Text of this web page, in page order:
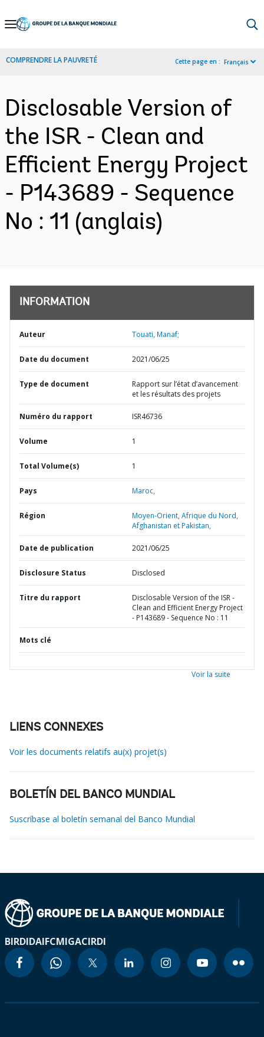
Skip
Navigation
COMPRENDRE LA PAUVRETÉ Cette page en : Français
Disclosable Version of
the ISR - Clean and
Efficient Energy Project
- P143689 - Sequence
No : 11 (anglais)
INFORMATION
Auteur Touati, Manaf;
Date du document 2021/06/25
Type de document
Rapport sur l’état d’avancement
et les résultats des projets
Numéro du rapport ISR46736
Volume 1
Total Volume(s) 1
Pays Maroc,
Région
Moyen-Orient, Afrique du Nord,
Afghanistan et Pakistan,
Date de publication 2021/06/25
Disclosure Status Disclosed
Titre du rapport
Disclosable Version of the ISR -
Clean and Efficient Energy Project
- P143689 - Sequence No : 11
Mots clé
Voir la suite
LIENS CONNEXES
Voir les documents relatifs au(x) projet(s)
BOLETÍN DEL BANCO MUNDIAL
Suscríbase al boletín semanal del Banco Mundial
BIRDIDAIFCMIGACIRDI